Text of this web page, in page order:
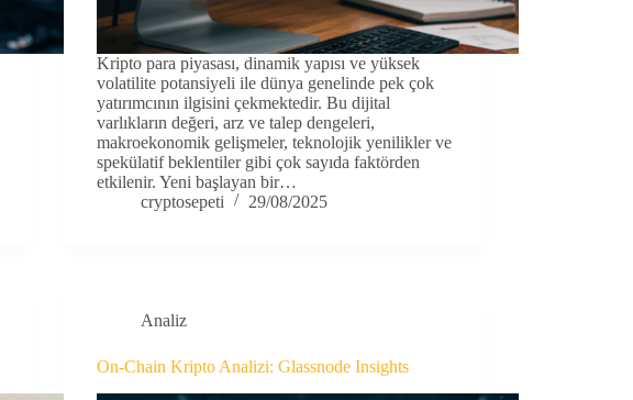
Kripto para piyasası, dinamik yapısı ve yüksek
volatilite potansiyeli ile dünya genelinde pek çok
yatırımcının ilgisini çekmektedir. Bu dijital
varlıkların değeri, arz ve talep dengeleri,
makroekonomik gelişmeler, teknolojik yenilikler ve
spekülatif beklentiler gibi çok sayıda faktörden
etkilenir. Yeni başlayan bir…
cryptosepeti
29/08/2025
Analiz
On-Chain Kripto Analizi: Glassnode Insights